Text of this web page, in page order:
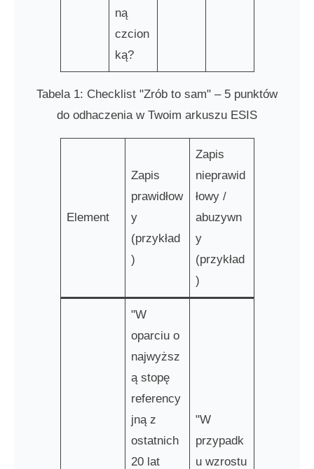
ną
czcion
ką?
Tabela 1: Checklist "Zrób to sam" – 5 punktów
do odhaczenia w Twoim arkuszu ESIS
Element
Zapis
prawidłow
y
(przykład
)
Zapis
nieprawid
łowy /
abuzywn
y
(przykład
)
"W
oparciu o
najwyższ
ą stopę
referency
jną z
ostatnich
20 lat
"W
przypadk
u wzrostu